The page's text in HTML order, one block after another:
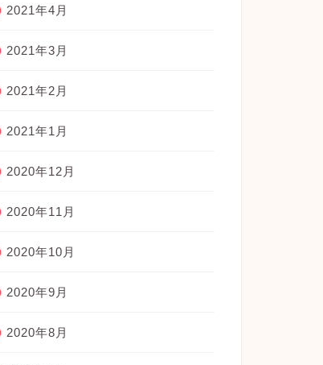
2021年4月
2021年3月
2021年2月
2021年1月
2020年12月
2020年11月
2020年10月
2020年9月
2020年8月